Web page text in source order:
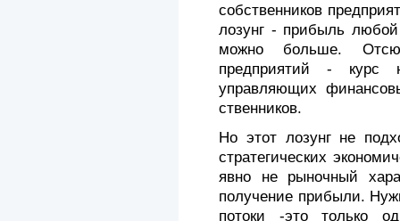
собственников
лозунг - прибыль
можно больше.
предприятий - курс
управляющих
ственников.
Но этот лозунг не
стратегических
явно не рыночный
получение прибыли.
потоки -это только